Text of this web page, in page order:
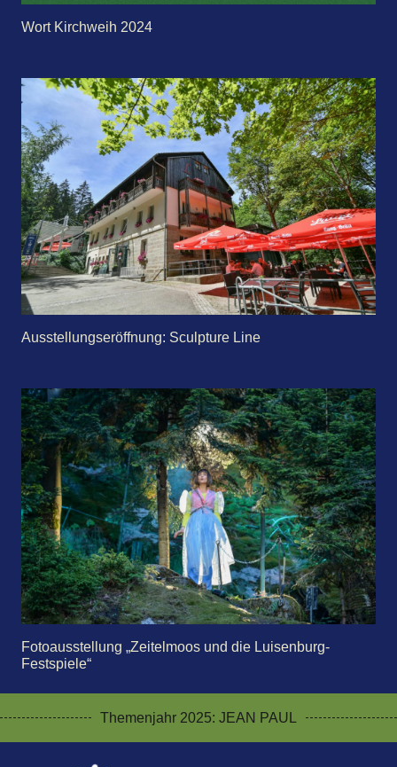
Wort Kirchweih 2024
Ausstellungs­eröffnung: Sculpture Line
Fotoausstellung „Zeitelmoos und die Luisenburg-
Festspiele“
Themenjahr 2025: JEAN PAUL